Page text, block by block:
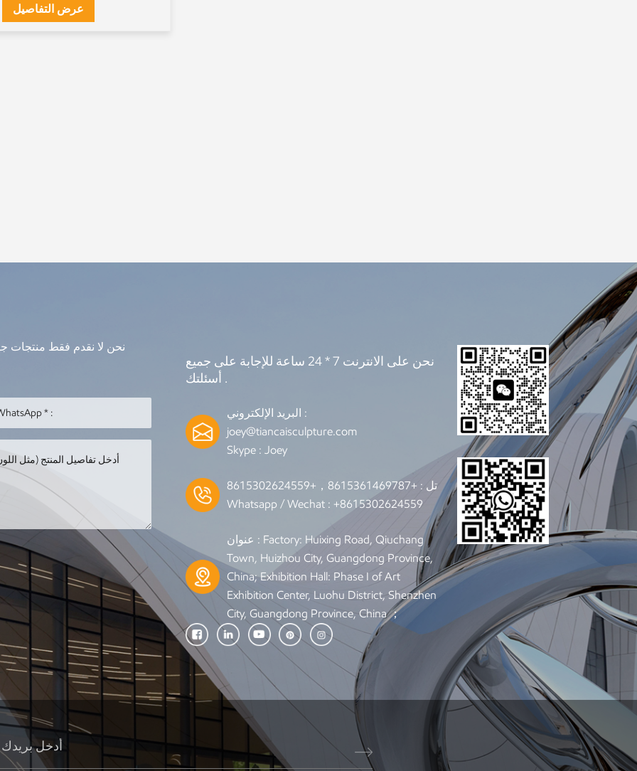
عرض التفاصيل
نحن لا نقدم فقط منتجات
نحن على الانترنت 7 * 24 ساعة للإجابة على جميع
أسئلتك .
البريد الإلكتروني :
joey@tiancaisculpture.com
Skype :Joey
تل : +8615361469787，+8615302624559
Whatsapp / Wechat : +8615302624559
عنوان : Factory: Huixing Road, Qiuchang
Town, Huizhou City, Guangdong Province,
China; Exhibition Hall: Phase I of Art
Exhibition Center, Luohu District, Shenzhen
City, Guangdong Province, China ；